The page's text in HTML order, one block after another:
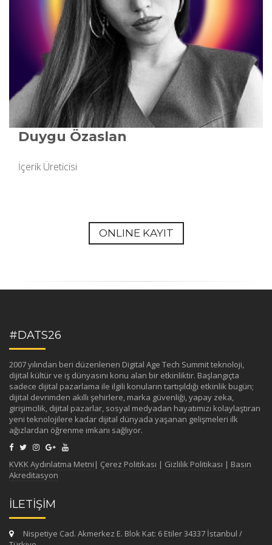
Duygu Özaslan
İçerik Üreticisi
ONLINE KAYIT
#DATS26
2007 yılından beri düzenlenen Digital Age Tech Summit teknoloji,
dijital kültür ve iş dünyasını konu alan bir etkinliktir. Başlangıçta
sadece dijital pazarlama ile ilgili konuların tartışıldığı etkinlik bugün;
dijital devrimden akıllı şehirlere, marka güvenliği, yapay zeka,
girişimcilik, dijital pazarlar, sosyal medyadan hayatımızı kolaylaştıran
yeni teknolojilere kadar dijital dünyada yaşanan gelişmeleri ilk
ağızlardan öğrenme imkanı sağlıyor.
KVKK Aydınlatma Metni | Çerez Politikası | Gizlilik Politikası | Basın
Akreditasyon
İLETİŞİM
Nispetiye Cad. Akmerkez E. Blok Kat: 6 Etiler 34337 İstanbul /